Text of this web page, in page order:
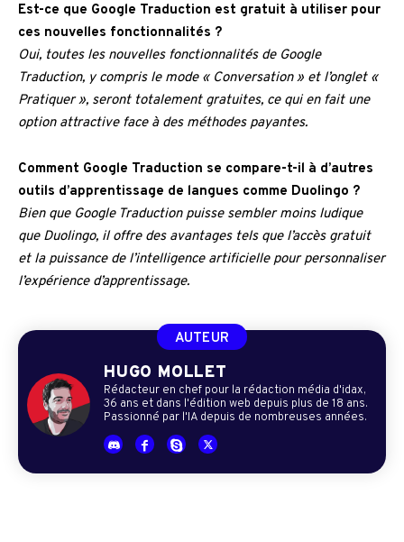
Est-ce que Google Traduction est gratuit à utiliser pour
ces nouvelles fonctionnalités ?
Oui, toutes les nouvelles fonctionnalités de Google
Traduction, y compris le mode « Conversation » et l’onglet «
Pratiquer », seront totalement gratuites, ce qui en fait une
option attractive face à des méthodes payantes.
Comment Google Traduction se compare-t-il à d’autres
outils d’apprentissage de langues comme Duolingo ?
Bien que Google Traduction puisse sembler moins ludique
que Duolingo, il offre des avantages tels que l’accès gratuit
et la puissance de l’intelligence artificielle pour personnaliser
l’expérience d’apprentissage.
AUTEUR
HUGO MOLLET
Rédacteur en chef pour la rédaction média d'idax,
36 ans et dans l'édition web depuis plus de 18 ans.
Passionné par l'IA depuis de nombreuses années.